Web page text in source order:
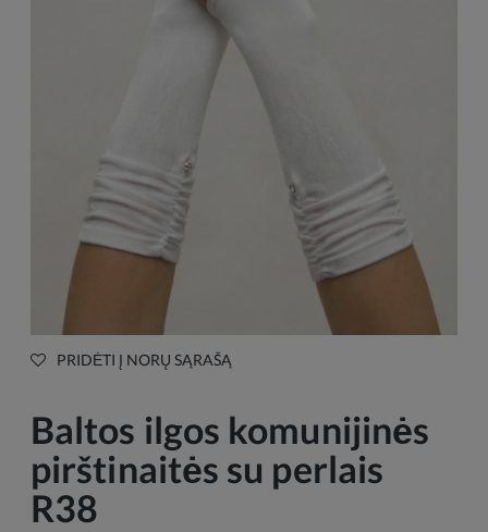
PRIDĖTI Į NORŲ SĄRAŠĄ
Baltos ilgos komunijinės
pirštinaitės su perlais
R38